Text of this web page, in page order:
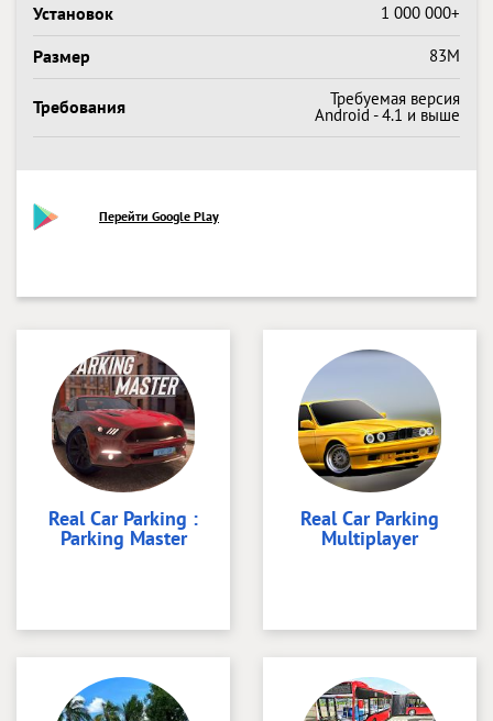
Установок 1 000 000+
Размер 83M
Требования Требуемая версия
Android - 4.1 и выше
Перейти Google Play
Real Car Parking :
Parking Master
Real Car Parking
Multiplayer